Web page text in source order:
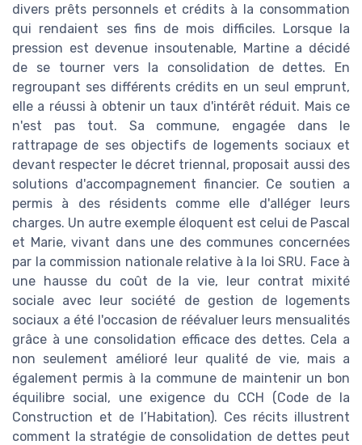
divers prêts personnels et crédits à la consommation
qui rendaient ses fins de mois difficiles. Lorsque la
pression est devenue insoutenable, Martine a décidé
de se tourner vers la consolidation de dettes. En
regroupant ses différents crédits en un seul emprunt,
elle a réussi à obtenir un taux d'intérêt réduit. Mais ce
n'est pas tout. Sa commune, engagée dans le
rattrapage de ses objectifs de logements sociaux et
devant respecter le décret triennal, proposait aussi des
solutions d'accompagnement financier. Ce soutien a
permis à des résidents comme elle d'alléger leurs
charges. Un autre exemple éloquent est celui de Pascal
et Marie, vivant dans une des communes concernées
par la commission nationale relative à la loi SRU. Face à
une hausse du coût de la vie, leur contrat mixité
sociale avec leur société de gestion de logements
sociaux a été l'occasion de réévaluer leurs mensualités
grâce à une consolidation efficace des dettes. Cela a
non seulement amélioré leur qualité de vie, mais a
également permis à la commune de maintenir un bon
équilibre social, une exigence du CCH (Code de la
Construction et de l’Habitation). Ces récits illustrent
comment la stratégie de consolidation de dettes peut